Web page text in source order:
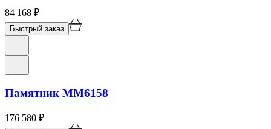
84 168 ₽
Быстрый заказ
Памятник ММ6158
176 580 ₽